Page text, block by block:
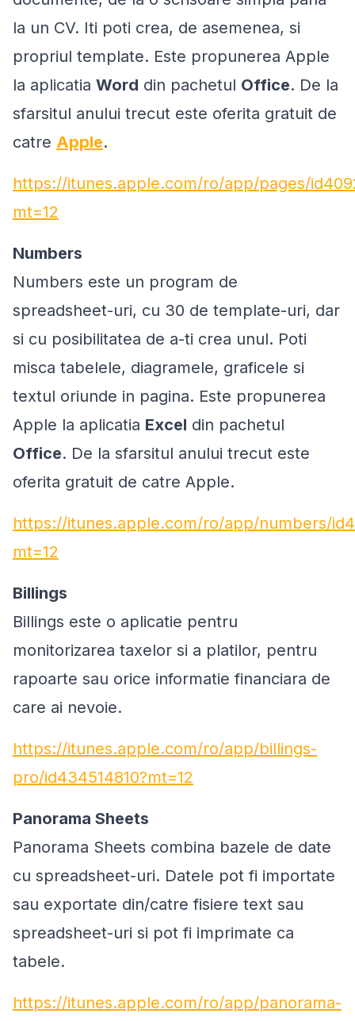
la un CV. Iti poti crea, de asemenea, si
propriul template. Este propunerea Apple
la aplicatia Word din pachetul Office. De la
sfarsitul anului trecut este oferita gratuit de
catre Apple.
https://itunes.apple.com/ro/app/pages/
mt=12
Numbers
Numbers este un program de
spreadsheet-uri, cu 30 de template-uri, dar
si cu posibilitatea de a-ti crea unul. Poti
misca tabelele, diagramele, graficele si
textul oriunde in pagina. Este propunerea
Apple la aplicatia Excel din pachetul
Office. De la sfarsitul anului trecut este
oferita gratuit de catre Apple.
https://itunes.apple.com/ro/app/numbers/
mt=12
Billings
Billings este o aplicatie pentru
monitorizarea taxelor si a platilor, pentru
rapoarte sau orice informatie financiara de
care ai nevoie.
https://itunes.apple.com/ro/app/billings-
pro/id434514810?mt=12
Panorama Sheets
Panorama Sheets combina bazele de date
cu spreadsheet-uri. Datele pot fi importate
sau exportate din/catre fisiere text sau
spreadsheet-uri si pot fi imprimate ca
tabele.
https://itunes.apple.com/ro/app/panorama-